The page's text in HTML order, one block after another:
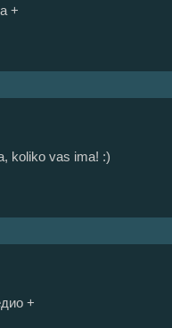
+
koliko vas ima! :)
+